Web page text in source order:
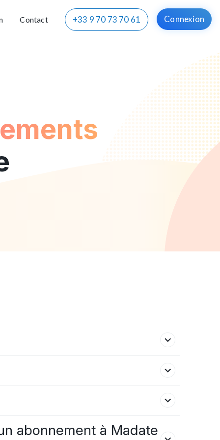
Contact +33 9 70 73 70 61 Connexion
abonnement à Madate